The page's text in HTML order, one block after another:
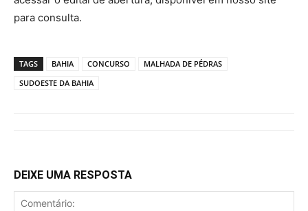
para consulta.
TAGS BAHIA CONCURSO
MALHADA DE PÉDRAS
SUDOESTE DA BAHIA
DEIXE UMA RESPOSTA